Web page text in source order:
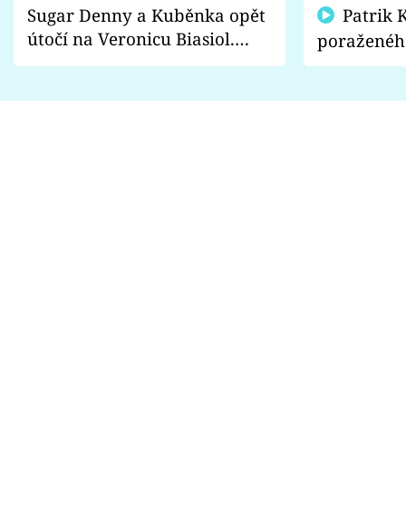
Sugar Denny a Kuběnka opět
útočí na Veronicu Biasiol.
Proč je podle nich falešná a
fanoušci